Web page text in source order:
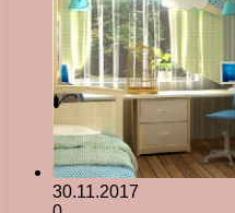
30.11.2017